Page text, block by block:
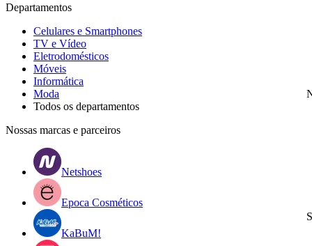
Departamentos
Celulares e Smartphones
TV e Vídeo
Eletrodomésticos
Móveis
Informática
Moda
Todos os departamentos
Nossas marcas e parceiros
Netshoes
Epoca Cosméticos
KaBuM!